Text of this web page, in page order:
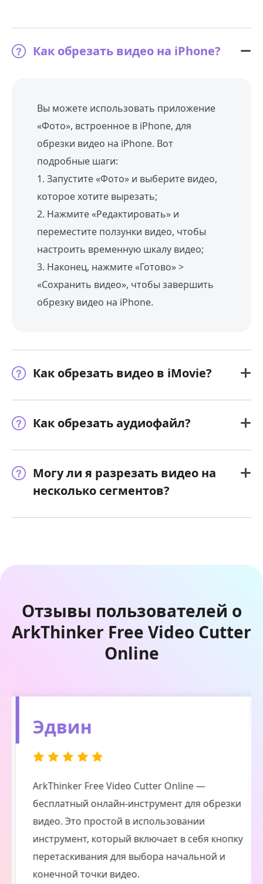
Как обрезать видео на iPhone?
Вы можете использовать приложение
«Фото», встроенное в iPhone, для
обрезки видео на iPhone. Вот
подробные шаги:
1. Запустите «Фото» и выберите видео,
которое хотите вырезать;
2. Нажмите «Редактировать» и
переместите ползунки видео, чтобы
настроить временную шкалу видео;
3. Наконец, нажмите «Готово» >
«Сохранить видео», чтобы завершить
обрезку видео на iPhone.
Как обрезать видео в iMovie?
Как обрезать аудиофайл?
Могу ли я разрезать видео на
несколько сегментов?
Отзывы пользователей о
ArkThinker Free Video Cutter
Online
Эдвин
ArkThinker Free Video Cutter Online —
бесплатный онлайн-инструмент для обрезки
видео. Это простой в использовании
инструмент, который включает в себя кнопку
перетаскивания для выбора начальной и
конечной точки видео.